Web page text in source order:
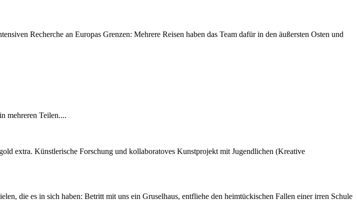
Recherche an Europas Grenzen: Mehrere Reisen haben das Team dafür in den äußersten Osten und
mehreren Teilen....
extra. Künstlerische Forschung und kollaboratoves Kunstprojekt mit Jugendlichen (Kreative
die es in sich haben: Betritt mit uns ein Gruselhaus, entfliehe den heimtückischen Fallen einer irren Schule